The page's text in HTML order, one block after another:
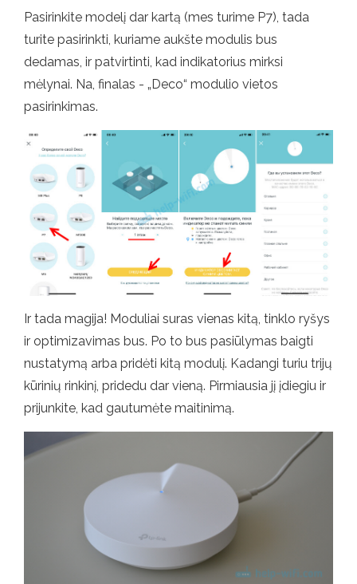
Pasirinkite modelį dar kartą (mes turime P7), tada
turite pasirinkti, kuriame aukšte modulis bus
dedamas, ir patvirtinti, kad indikatorius mirksi
mėlynai. Na, finalas - „Deco“ modulio vietos
pasirinkimas.
Ir tada magija! Moduliai suras vienas kitą, tinklo ryšys
ir optimizavimas bus. Po to bus pasiūlymas baigti
nustatymą arba pridėti kitą modulį. Kadangi turiu trijų
kūrinių rinkinį, pridedu dar vieną. Pirmiausia jį įdiegiu ir
prijunkite, kad gautumėte maitinimą.